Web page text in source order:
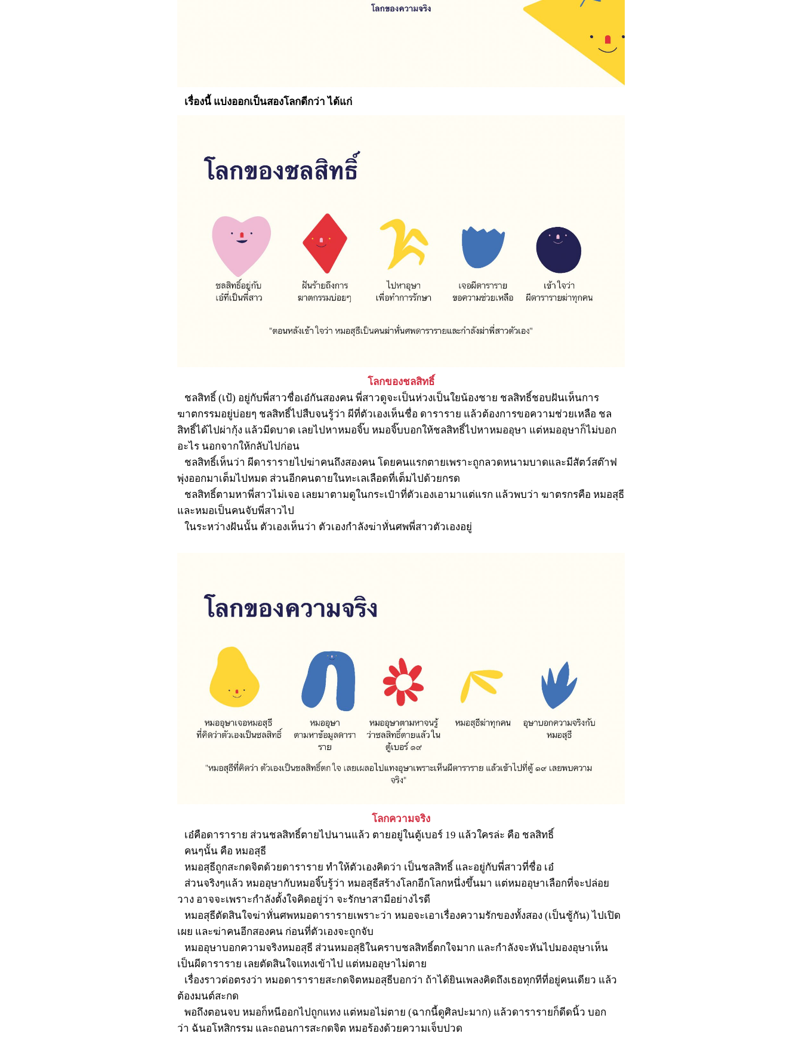
เรื่องนี้ แบ่งออกเป็นสองโลกดีกว่า ได้แก่
โลกของชลสิทธิ์
ชลสิทธิ์ (เป้) อยู่กับพี่สาวชื่อเอ๋กันสองคน พี่สาวดูจะเป็นห่วงเป็นใยน้องชาย ชลสิทธิ์ชอบฝันเห็นการ
ฆาตกรรมอยู่บ่อยๆ ชลสิทธิ์ไปสืบจนรู้ว่า ผีที่ตัวเองเห็นชื่อ ดาราราย แล้วต้องการขอความช่วยเหลือ ชล
สิทธิ์ได้ไปผ่ากุ้ง แล้วมีดบาด เลยไปหาหมอจิ๊บ หมอจิ๊บบอกให้ชลสิทธิ์ไปหาหมออุษา แต่หมออุษาก็ไม่บอก
อะไร นอกจากให้กลับไปก่อน
ชลสิทธิ์เห็นว่า ผีดารารายไปฆ่าคนถึงสองคน โดยคนแรกตายเพราะถูกลวดหนามบาดและมีสัตว์สต๊าฟ
พุ่งออกมาเต็มไปหมด ส่วนอีกคนตายในทะเลเลือดที่เต็มไปด้วยกรด
ชลสิทธิ์ตามหาพี่สาวไม่เจอ เลยมาตามดูในกระเป๋าที่ตัวเองเอามาแต่แรก แล้วพบว่า ฆาตรกรคือ หมอสุธี
และหมอเป็นคนจับพี่สาวไป
ในระหว่างฝันนั้น ตัวเองเห็นว่า ตัวเองกำลังฆ่าหั่นศพพี่สาวตัวเองอยู่
โลกความจริง
เอ๋คือดาราราย ส่วนชลสิทธิ์ตายไปนานแล้ว ตายอยู่ในตู้เบอร์ 19 แล้วใครล่ะ คือ ชลสิทธิ์
คนๆนั้น คือ หมอสุธี
หมอสุธีถูกสะกดจิตด้วยดาราราย ทำให้ตัวเองคิดว่า เป็นชลสิทธิ์ และอยู่กับพี่สาวที่ชื่อ เอ๋
ส่วนจริงๆแล้ว หมออุษากับหมอจิ๊บรู้ว่า หมอสุธีสร้างโลกอีกโลกหนึ่งขึ้นมา แต่หมออุษาเลือกที่จะปล่อย
วาง อาจจะเพราะกำลังตั้งใจคิดอยู่ว่า จะรักษาสามีอย่างไรดี
หมอสุธีตัดสินใจฆ่าหั่นศพหมอดารารายเพราะว่า หมอจะเอาเรื่องความรักของทั้งสอง (เป็นชู้กัน) ไปเปิด
เผย และฆ่าคนอีกสองคน ก่อนที่ตัวเองจะถูกจับ
หมออุษาบอกความจริงหมอสุธี ส่วนหมอสุธิในคราบชลสิทธิ์ตกใจมาก และกำลังจะหันไปมองอุษาเห็น
เป็นผีดาราราย เลยตัดสินใจแทงเข้าไป แต่หมออุษาไม่ตาย
เรื่องราวต่อตรงว่า หมอดารารายสะกดจิตหมอสุธีบอกว่า ถ้าได้ยินเพลงคิดถึงเธอทุกทีที่อยู่คนเดียว แล้ว
ต้องมนต์สะกด
พอถึงตอนจบ หมอก็หนีออกไปถูกแทง แต่หมอไม่ตาย (ฉากนี้ดูศิลปะมาก) แล้วดารารายก็ดีดนิ้ว บอก
ว่า ฉันอโหสิกรรม และถอนการสะกดจิต หมอร้องด้วยความเจ็บปวด